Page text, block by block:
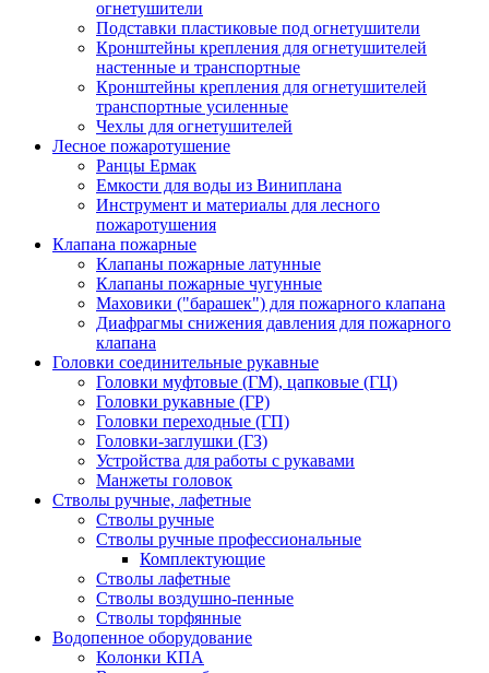
огнетушители
Подставки пластиковые под огнетушители
Кронштейны крепления для огнетушителей
настенные и транспортные
Кронштейны крепления для огнетушителей
транспортные усиленные
Чехлы для огнетушителей
Лесное пожаротушение
Ранцы Ермак
Емкости для воды из Виниплана
Инструмент и материалы для лесного
пожаротушения
Клапана пожарные
Клапаны пожарные латунные
Клапаны пожарные чугунные
Маховики ("барашек") для пожарного клапана
Диафрагмы снижения давления для пожарного
клапана
Головки соединительные рукавные
Головки муфтовые (ГМ), цапковые (ГЦ)
Головки рукавные (ГР)
Головки переходные (ГП)
Головки-заглушки (ГЗ)
Устройства для работы с рукавами
Манжеты головок
Стволы ручные, лафетные
Стволы ручные
Стволы ручные профессиональные
Комплектующие
Стволы лафетные
Стволы воздушно-пенные
Стволы торфянные
Водопенное оборудование
Колонки КПА